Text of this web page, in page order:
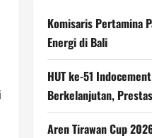
Komisaris Pertamina
Energi di Bali
HUT ke-51
Berkelanjutan,
Aren Tirawan Cup